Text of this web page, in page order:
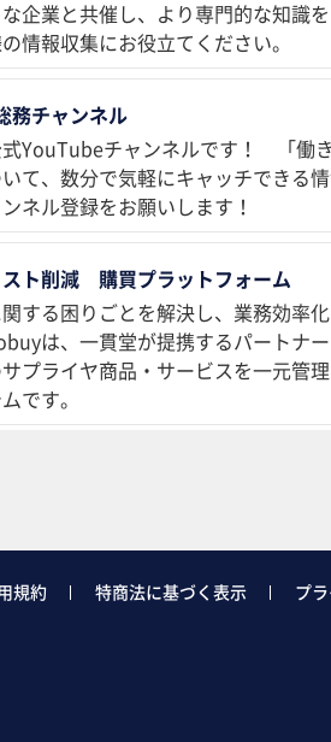
企業と共催し、より専門的な知識
情報収集にお役立てください。
務チャンネル
式YouTubeチャンネルです！ 「働
て、数分で気軽にキャッチできる
ネル登録をお願いします！
ト削減 購買プラットフォーム
する困りごとを解決し、業務効率
は、一貫堂が提携するパートナー
プライヤ商品・サービスを一元管
です。
規約 特商法に基づく表示 プ